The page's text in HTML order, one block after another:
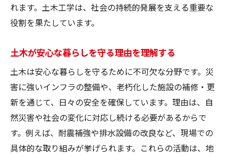
水理学が安全な土木施工を支える仕組み
土木分野で三力を活かす現場事例を紹介
三力の理解が土木の品質向上に直結する
土木の基礎を体系的に身につける方法
土木の基礎知識を効率よく学ぶ学習法
体系的な土木学習ステップを整理する
基礎から応用へ繋げる土木の勉強術
れます。土木工学は、社会の持続的発展を支える重要な
役割を果たしています。
土木が安心な暮らしを守る理由を理解する
土木は安心な暮らしを守るために不可欠な分野です。災
害に強いインフラの整備や、老朽化した施設の補修・更
新を通じて、日々の安全を確保しています。理由は、自
然災害や社会の変化に対応し続ける必要があるからで
す。例えば、耐震補強や排水設備の改良など、現場での
具体的な取り組みが挙げられます。これらの活動は、地